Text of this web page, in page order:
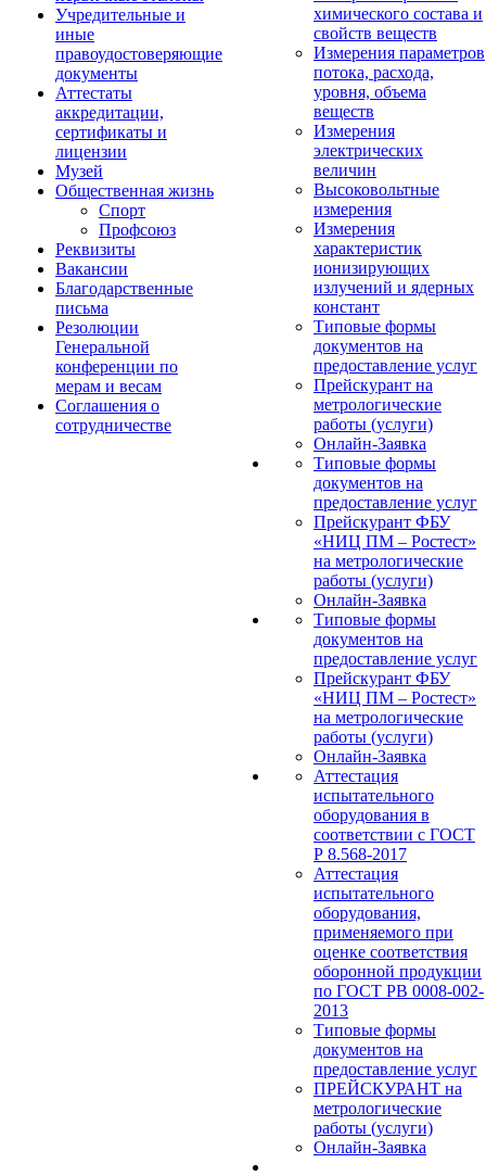
Учредительные и
иные
правоудостоверяющие
документы
Аттестаты
аккредитации,
сертификаты и
лицензии
Музей
Общественная жизнь
Спорт
Профсоюз
Реквизиты
Вакансии
Благодарственные
письма
Резолюции
Генеральной
конференции по
мерам и весам
Соглашения о
сотрудничестве
химического состава и
свойств веществ
Измерения параметров
потока, расхода,
уровня, объема
веществ
Измерения
электрических
величин
Высоковольтные
измерения
Измерения
характеристик
ионизирующих
излучений и ядерных
констант
Типовые формы
документов на
предоставление услуг
Прейскурант на
метрологические
работы (услуги)
Онлайн-Заявка
Типовые формы
документов на
предоставление услуг
Прейскурант ФБУ
«НИЦ ПМ – Ростест»
на метрологические
работы (услуги)
Онлайн-Заявка
Типовые формы
документов на
предоставление услуг
Прейскурант ФБУ
«НИЦ ПМ – Ростест»
на метрологические
работы (услуги)
Онлайн-Заявка
Аттестация
испытательного
оборудования в
соответствии с ГОСТ
Р 8.568-2017
Аттестация
испытательного
оборудования,
применяемого при
оценке соответствия
оборонной продукции
по ГОСТ РВ 0008-002-
2013
Типовые формы
документов на
предоставление услуг
ПРЕЙСКУРАНТ на
метрологические
работы (услуги)
Онлайн-Заявка